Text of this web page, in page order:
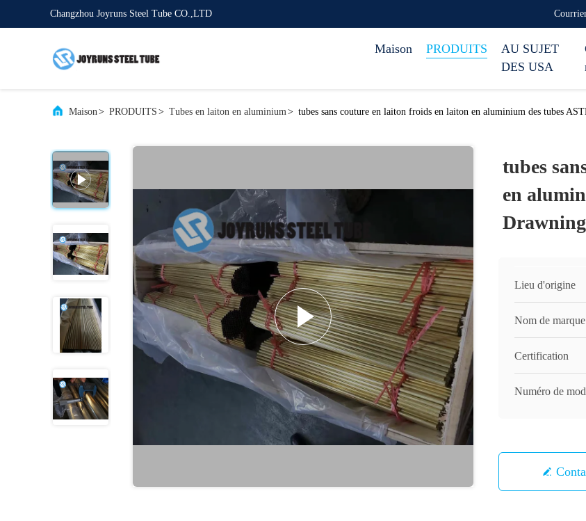
Changzhou Joyruns Steel Tube CO.,LTD
Maison PRODUITS
AU SUJET
DES USA
Maison> PRODUITS > Tubes en laiton en aluminium> tubes sans couture en laiton froids en laiton en aluminium des tubes
tubes
en
Lieu d'origine
Nom de marque
Certification
Numéro de